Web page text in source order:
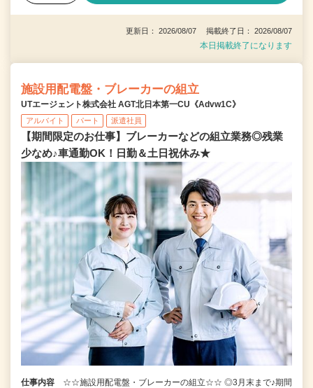
更新日： 2026/08/07 掲載終了日： 2026/08/07
本日掲載終了になります
施設用配電盤・ブレーカーの組立
UTエージェント株式会社 AGT北日本第一CU《Advw1C》
アルバイト パート 派遣社員
【期間限定のお仕事】ブレーカーなどの組立業務◎残業
少なめ♪車通勤OK！日勤＆土日祝休み★
仕事内容
☆☆施設用配電盤・ブレーカーの組立☆☆ ◎3月末まで♪期間